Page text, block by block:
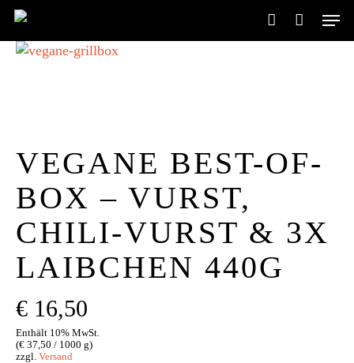
Skip
main
Menu
VEGANE BEST-OF-
BOX – VURST,
CHILI-VURST & 3X
LAIBCHEN 440G
€ 16,50
Enthält 10% MwSt.
(€ 37,50 / 1000 g)
zzgl. Versand